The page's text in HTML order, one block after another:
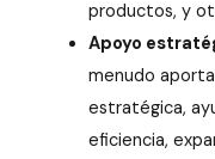
productos, y
Apoyo
menudo
estratégica,
eficiencia,